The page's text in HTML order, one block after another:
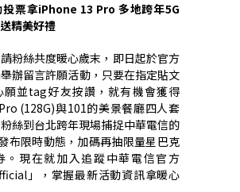
票拿iPhone 13 Pro 多地跨年5G
精美好禮
粉絲共度暖心歲末，即日起於官方
舉辦留言許願活動，只要在指定貼文
願並tag好友按讚，就有機會獲得
(128G)與101的美景餐廳四人套
絲到台北跨年現場捕捉中華電信的
布限時動態，加碼再抽限量星巴克
。現在就加入追蹤中華電信官方
」，掌握最新活動資訊拿暖心